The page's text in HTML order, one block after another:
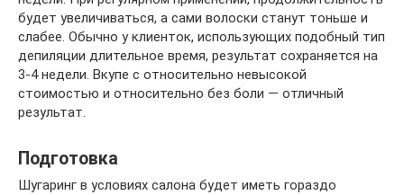
будет увеличиваться, а сами волоски станут тоньше и
слабее. Обычно у клиенток, использующих подобный тип
депиляции длительное время, результат сохраняется на
3-4 недели. Вкупе с относительно невысокой
стоимостью и относительно без боли — отличный
результат.
Подготовка
Шугаринг в условиях салона будет иметь гораздо